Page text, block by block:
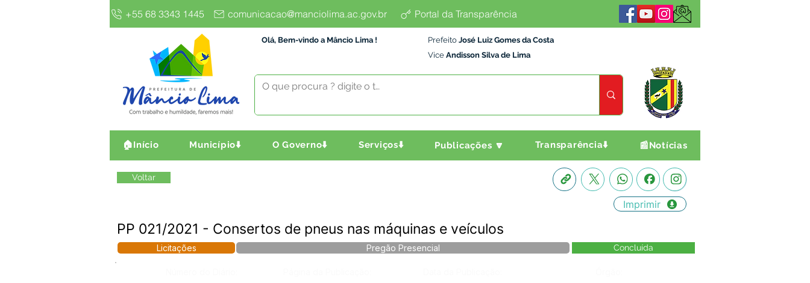
+55 68 3343 1445 comunicacao@manciolima.ac.gov.br Portal da Transparência
Olá, Bem-vindo a Mâncio Lima ! Prefeito José Luiz Gomes da Costa
Vice Andisson Silva de Lima
🏠Início Município⬇️ O Governo⬇️ Serviços⬇️ Publicações 🔽 Transparência⬇️ 📰Notícias
Voltar
Imprimir
PP 021/2021 - Consertos de pneus nas máquinas e veículos
Licitações Pregão Presencial Concluída